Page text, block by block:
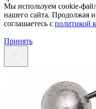
Мы используем cookie-
нашего сайта. Продолжая
соглашаетесь c политикой
Принять